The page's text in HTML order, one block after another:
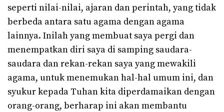
seperti nilai-nilai, ajaran dan perintah, yang tidak
berbeda antara satu agama dengan agama
lainnya. Inilah yang membuat saya pergi dan
menempatkan diri saya di samping saudara-
saudara dan rekan-rekan saya yang mewakili
agama, untuk menemukan hal-hal umum ini, dan
syukur kepada Tuhan kita diperdamaikan dengan
orang-orang, berharap ini akan membantu